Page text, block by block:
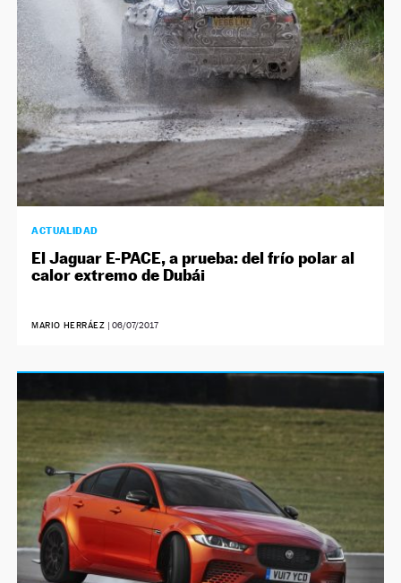
ACTUALIDAD
El Jaguar E-PACE, a prueba: del frío polar al
calor extremo de Dubái
MARIO HERRÁEZ |06/07/2017